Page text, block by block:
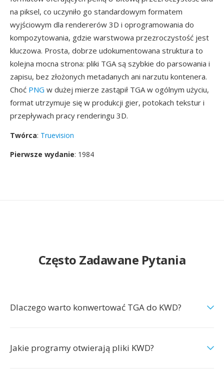
na piksel, co uczyniło go standardowym formatem
wyjściowym dla rendererów 3D i oprogramowania do
kompozytowania, gdzie warstwowa przezroczystość jest
kluczowa. Prosta, dobrze udokumentowana struktura to
kolejna mocna strona: pliki TGA są szybkie do parsowania i
zapisu, bez złożonych metadanych ani narzutu kontenera.
Choć PNG w dużej mierze zastąpił TGA w ogólnym użyciu,
format utrzymuje się w produkcji gier, potokach tekstur i
przepływach pracy renderingu 3D.
Twórca: Truevision
Pierwsze wydanie: 1984
Często Zadawane Pytania
Dlaczego warto konwertować TGA do KWD?
Jakie programy otwierają pliki KWD?